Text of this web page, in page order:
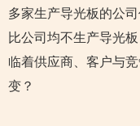
多家生产导光板的公
比公司均不生产导光
临着供应商、客户与
变？